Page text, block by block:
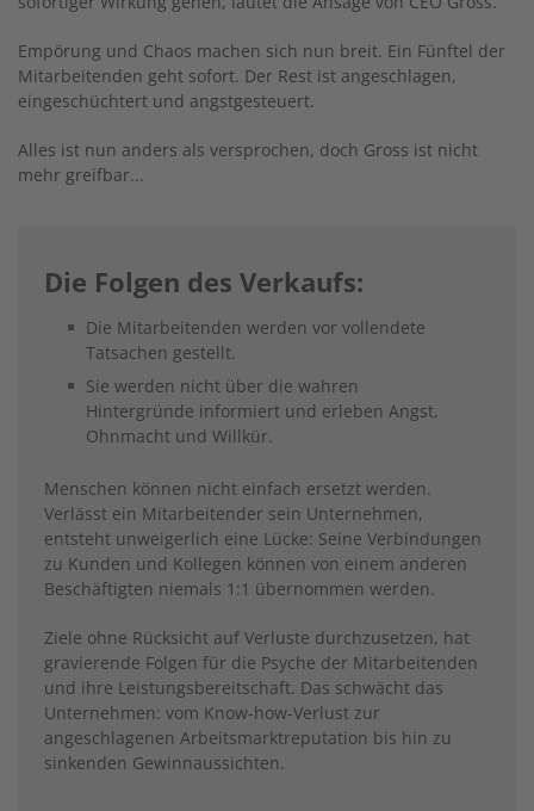
Empörung und Chaos machen sich nun breit. Ein Fünftel der
Mitarbeitenden geht sofort. Der Rest ist angeschlagen,
eingeschüchtert und angstgesteuert.
Alles ist nun anders als versprochen, doch Gross ist nicht
mehr greifbar...
Die Folgen des Verkaufs:
Die Mitarbeitenden werden vor vollendete
Tatsachen gestellt.
Sie werden nicht über die wahren
Hintergründe informiert und erleben Angst,
Ohnmacht und Willkür.
Menschen können nicht einfach ersetzt werden.
Verlässt ein Mitarbeitender sein Unternehmen,
entsteht unweigerlich eine Lücke: Seine Verbindungen
zu Kunden und Kollegen können von einem anderen
Beschäftigten niemals 1:1 übernommen werden.
Ziele ohne Rücksicht auf Verluste durchzusetzen, hat
gravierende Folgen für die Psyche der Mitarbeitenden
und ihre Leis­tungsbereitschaft. Das schwächt das
Unternehmen: vom Know-how-Verlust zur
angeschlagenen Arbeitsmarktreputation bis hin zu
sinkenden Gewinnaussichten.